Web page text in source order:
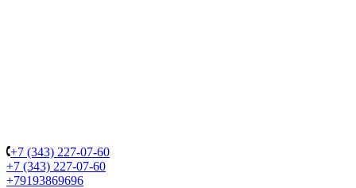
+7 (343) 227-07-60
+7 (343) 227-07-60
+79193869696